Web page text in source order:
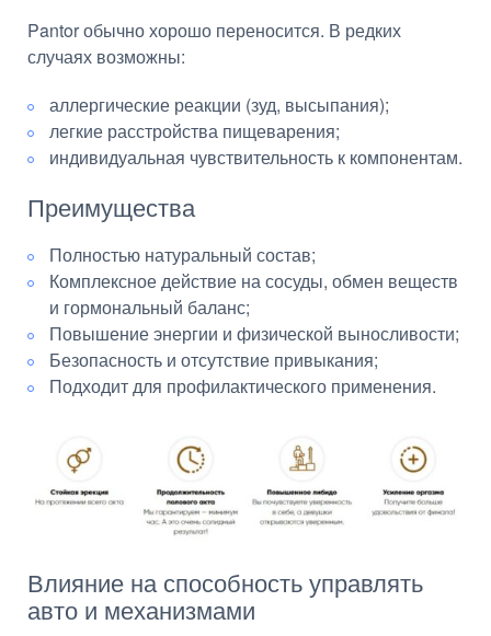
Pantor обычно хорошо переносится. В редких
случаях возможны:
аллергические реакции (зуд, высыпания);
легкие расстройства пищеварения;
индивидуальная чувствительность к компонентам.
Преимущества
Полностью натуральный состав;
Комплексное действие на сосуды, обмен веществ
и гормональный баланс;
Повышение энергии и физической выносливости;
Безопасность и отсутствие привыкания;
Подходит для профилактического применения.
Влияние на способность управлять
авто и механизмами